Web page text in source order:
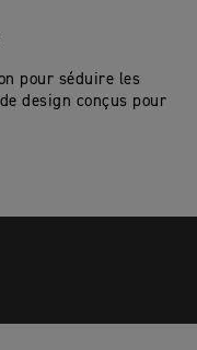
pour séduire les
design conçus pour